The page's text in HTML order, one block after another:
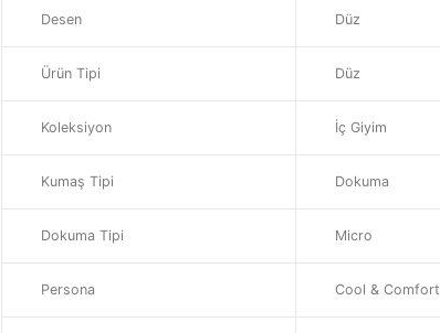
Desen Düz
Ürün Tipi Düz
Koleksiyon İç Giyim
Kumaş Tipi Dokuma
Dokuma Tipi Micro
Persona Cool & Comfort